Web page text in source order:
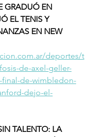
GRADUÓ EN
EL TENIS Y
EN NEW
deportes/t
de-axel-geller-
final-de-wimbledon-
dejo-el-
TALENTO: LA